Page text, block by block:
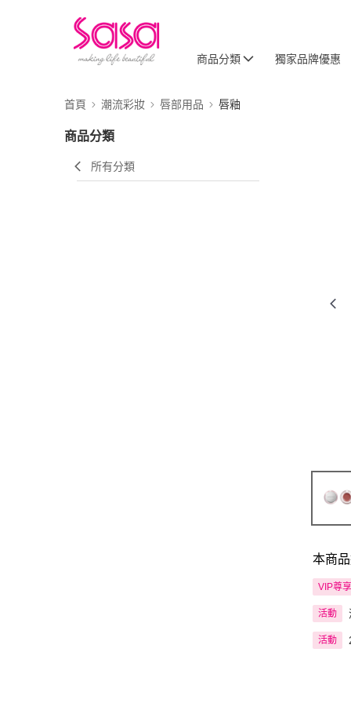
商品分類 獨家品牌優惠
首頁 潮流彩妝 唇部用品 唇釉
商品分類
所有分類
本商
VIP尊享
活動
活動